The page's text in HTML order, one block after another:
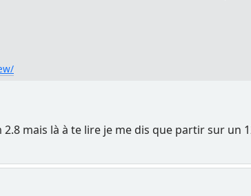
mais là à te lire je me dis que partir sur